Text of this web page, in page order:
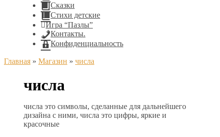
Сказки
Стихи детские
Игра “Пазлы”
Контакты.
Конфиденциальность
Главная » Магазин » числа
числа
числа это символы, сделанные для дальнейшего
дизайна с ними, числа это цифры, яркие и
красочные